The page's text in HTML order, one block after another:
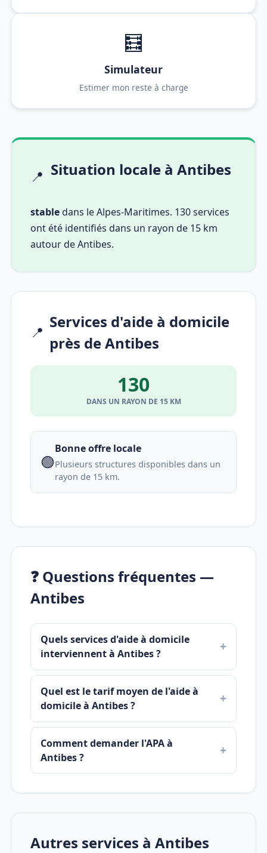
🧮
Simulateur
Estimer mon reste à charge
📍 Situation locale à Antibes
stabledans le Alpes-Maritimes. 130 services
ont été identifiés dans un rayon de 15 km
autour de Antibes.
📍
Services d'aide à domicile
près de Antibes
130
DANS UN RAYON DE 15 KM
🟢
Bonne offre locale
Plusieurs structures disponibles dans un
rayon de 15 km.
❓ Questions fréquentes —
Antibes
Quels services d'aide à domicile
interviennent à Antibes ?
Quel est le tarif moyen de l'aide à
domicile à Antibes ?
Comment demander l'APA à
Antibes ?
Autres services à Antibes